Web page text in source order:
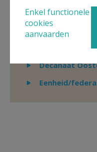
Niet gevonden wat je
gegevens van andere
onderliggende of gelijke
Weergeven
Decanaat
Weergeven
Eenheid/
Enkel functionele
cookies
aanvaarden